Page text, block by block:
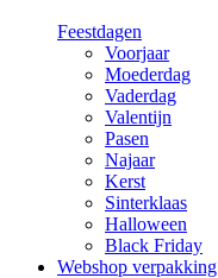
Feestdagen
Voorjaar
Moederdag
Vaderdag
Valentijn
Pasen
Najaar
Kerst
Sinterklaas
Halloween
Black Friday
Webshop verpakking